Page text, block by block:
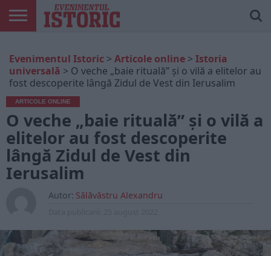
ONLINE
EDIȚII
TIPĂRITE
ISTORIC
PLAY
CONTUL
MEU
Evenimentul Istoric > Articole online > Istoria
universală > O veche „baie rituală” și o vilă a elitelor au
fost descoperite lângă Zidul de Vest din Ierusalim
ARTICOLE ONLINE
O veche „baie rituală” și o vilă a
elitelor au fost descoperite
lângă Zidul de Vest din
Ierusalim
Autor: Sălăvăstru Alexandru